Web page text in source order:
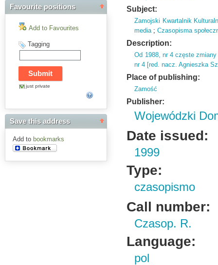
Favourite positions
Add to Favourites
Tagging
just private
Save this address
Add to bookmarks
Subject:
Zamojski Kwartalnik
media;Czasopisma
Description:
Od 1988, nr 4 częste zmiany
nr 4 [red. nacz. Agnieszka
Place of publishing:
Zamość
Publisher:
Wojewódzki
Date issued:
1999
Type:
czasopismo
Call number:
Czasop. R.
Language:
pol